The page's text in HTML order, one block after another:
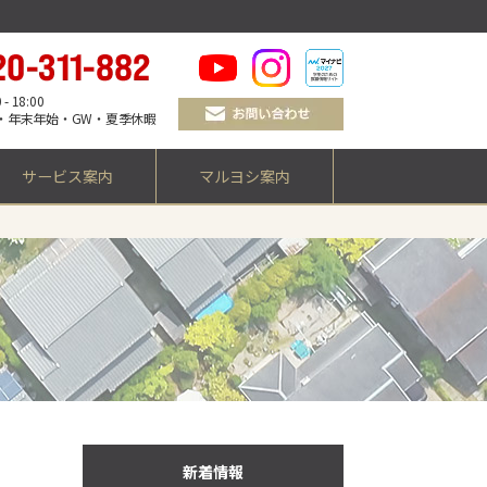
- 18:00
年末年始・GW・夏季休暇
サービス案内 マルヨシ案内
新着情報